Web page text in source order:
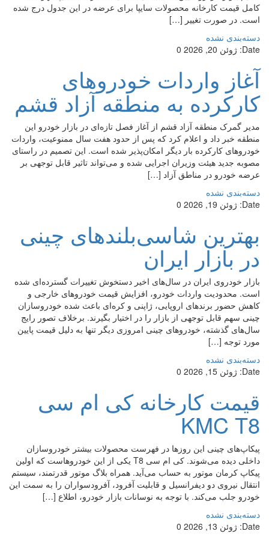
کامل قیمت کارخانه محصولات سایپا برای عرضه در این جدول درج شده
است. در صورت تغییر […]
دسته‌بندی نشده
Date: ژوئن 20, 2026 0
آغاز واردات خودروهای
کارکرده به منطقه آزاد قشم
مدیر گمرک منطقه آزاد قشم از آغاز فصل تازه‌ای در بازار خودرو این
منطقه خبر داد و اعلام کرد که پس از حدود هفت سال ممنوعیت، واردات
خودروهای کارکرده بار دیگر امکان‌پذیر شده است. این تصمیم در راستای
مصوبه جدید هیئت وزیران اجرایی شده و می‌تواند تاثیر قابل توجهی بر
عرضه خودرو در مناطق آزاد […]
دسته‌بندی نشده
Date: ژوئن 19, 2026 0
بهترین شاسی‌بلندهای چینی
در بازار ایران
بازار خودروی ایران در سال‌های اخیر دستخوش تغییرات گسترده‌ای شده
است. محدودیت واردات خودرو، افزایش قیمت خودروهای خارجی و
کاهش حضور برندهای اروپایی، ژاپنی و کره‌ای باعث شده خودروسازان
چینی سهم قابل توجهی از بازار را در اختیار بگیرند. برخلاف تصور رایج
سال‌های گذشته، خودروهای چینی امروزی دیگر تنها به دلیل قیمت پایین
مورد توجه […]
دسته‌بندی نشده
Date: ژوئن 15, 2026 0
قیمت کارخانه کی ام سی
KMC T8
پیکاپ‌های چینی این روزها در فهرست محصولات بیشتر خودروسازان
داخلی دیده می‌شوند. کی ام سی T8 یکی از این خودروهاست که اولین
پیکاپ کرمان موتور به حساب می‌آید. همراه بلاگ موتور قدرتمند، سیستم
انتقال نیروی دو دیفرانسیل و قابلیت آفرود، آفرودسواران را به سمت این
خودرو جلب می‌کند. با توجه به نوسانات بازار خودرو، اطلاع […]
دسته‌بندی نشده
Date: ژوئن 13, 2026 0